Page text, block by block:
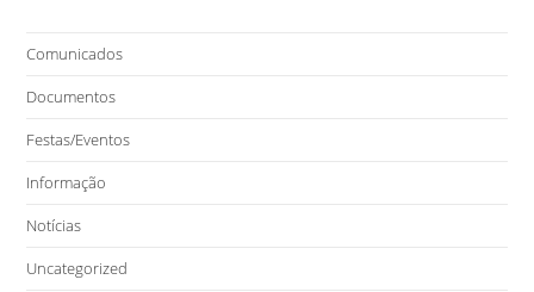
Comunicados
Documentos
Festas/Eventos
Informação
Notícias
Uncategorized